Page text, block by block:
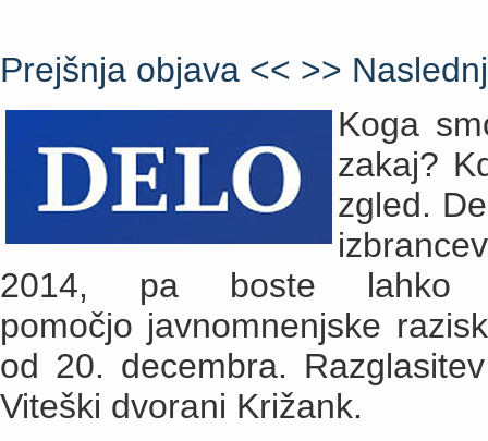
Prejšnja objava << >>
Koga
zakaj?
zgled.
2014, pa boste
pomočjo javnomnenjske
od 20. decembra.
Viteški dvorani Križank.